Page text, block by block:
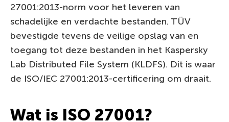
27001:2013-norm voor het leveren van
schadelijke en verdachte bestanden. TÜV
bevestigde tevens de veilige opslag van en
toegang tot deze bestanden in het Kaspersky
Lab Distributed File System (KLDFS). Dit is waar
de ISO/IEC 27001:2013-certificering om draait.
Wat is ISO 27001?